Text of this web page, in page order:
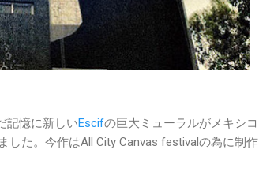
記憶に新しいEscifの巨大ミューラルがメキシコ
した。今作はAll City Canvas festivalの為に制作